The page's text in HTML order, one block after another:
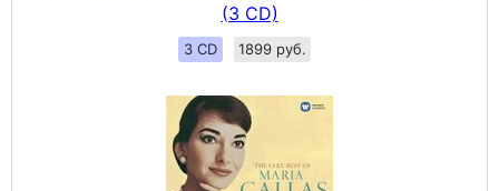
(3 CD)
3 CD 1899 руб.